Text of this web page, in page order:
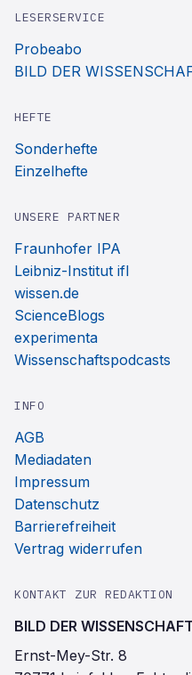
LESERSERVICE
Probeabo
BILD DER
HEFTE
Sonderhefte
Einzelhefte
UNSERE PARTNER
Fraunhofer IPA
Leibniz-Institut ifl
wissen.de
ScienceBlogs
experimenta
Wissenschaftspodcasts
INFO
AGB
Mediadaten
Impressum
Datenschutz
Barrierefreiheit
Vertrag widerrufen
KONTAKT ZUR REDAKTION
BILD DER WISSENSCHAFT
Ernst-Mey-Str. 8